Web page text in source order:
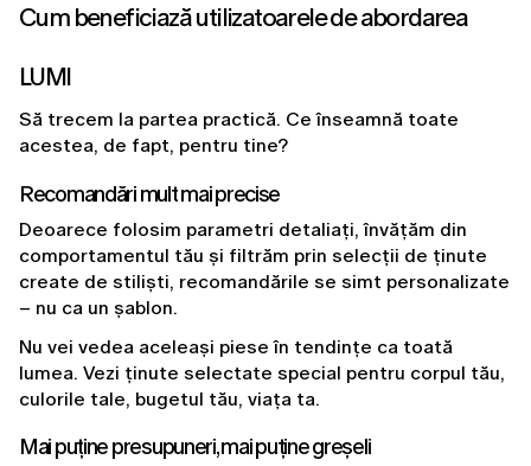
Cum beneficiază utilizatoarele de abordarea
LUMI
Să trecem la partea practică. Ce înseamnă toate
acestea, de fapt, pentru tine?
Recomandări mult mai precise
Deoarece folosim parametri detaliați, învățăm din
comportamentul tău și filtrăm prin selecții de ținute
create de stiliști, recomandările se simt personalizate
– nu ca un șablon.
Nu vei vedea aceleași piese în tendințe ca toată
lumea. Vezi ținute selectate special pentru corpul tău,
culorile tale, bugetul tău, viața ta.
Mai puține presupuneri, mai puține greșeli